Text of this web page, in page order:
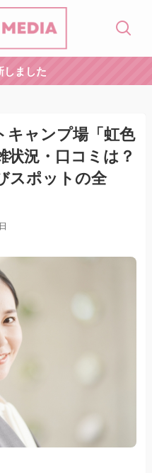
しました
キャンプ場「虹色
況・口コミは？
スポットの全